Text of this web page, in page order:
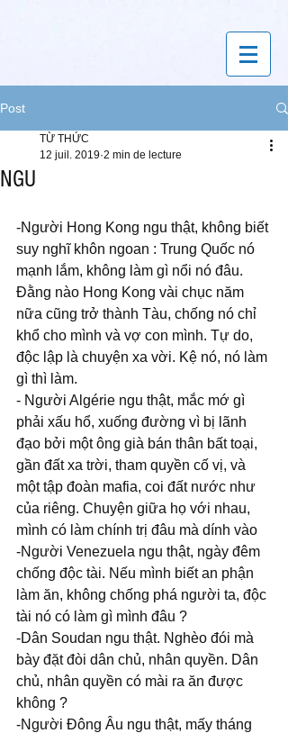
Post
NGU
TỪ THỨC
12 juil. 2019 2 min de lecture
-Người Hong Kong ngu thật, không biết
suy nghĩ khôn ngoan : Trung Quốc nó
mạnh lắm, không làm gì nổi nó đâu.
Đằng nào Hong Kong vài chục năm
nữa cũng trở thành Tàu, chống nó chỉ
khổ cho mình và vợ con mình. Tự do,
độc lập là chuyện xa vời. Kệ nó, nó làm
gì thì làm.
- Người Algérie ngu thật, mắc mớ gì
phải xấu hổ, xuống đường vì bị lãnh
đạo bởi một ông già bán thân bất toại,
gần đất xa trời, tham quyền cố vị, và
một tập đoàn mafia, coi đất nước như
của riêng. Chuyện giữa họ với nhau,
mình có làm chính trị đâu mà dính vào
-Người Venezuela ngu thật, ngày đêm
chống độc tài. Nếu mình biết an phận
làm ăn, không chống phá người ta, độc
tài nó có làm gì mình đâu ?
-Dân Soudan ngu thật. Nghèo đói mà
bày đặt đòi dân chủ, nhân quyền. Dân
chủ, nhân quyền có mài ra ăn được
không ?
-Người Đông Âu ngu thật, mấy tháng